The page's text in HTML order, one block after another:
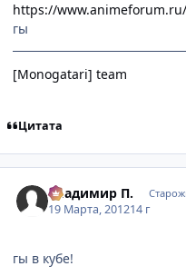
https://
гы
[Monogatari] team
Цитата
Владимир П.
19 Марта, 201214 г
гы в кубе!